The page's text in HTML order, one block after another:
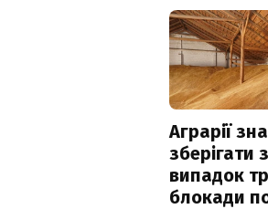
Аграрії
зберігати
випадок
блокади